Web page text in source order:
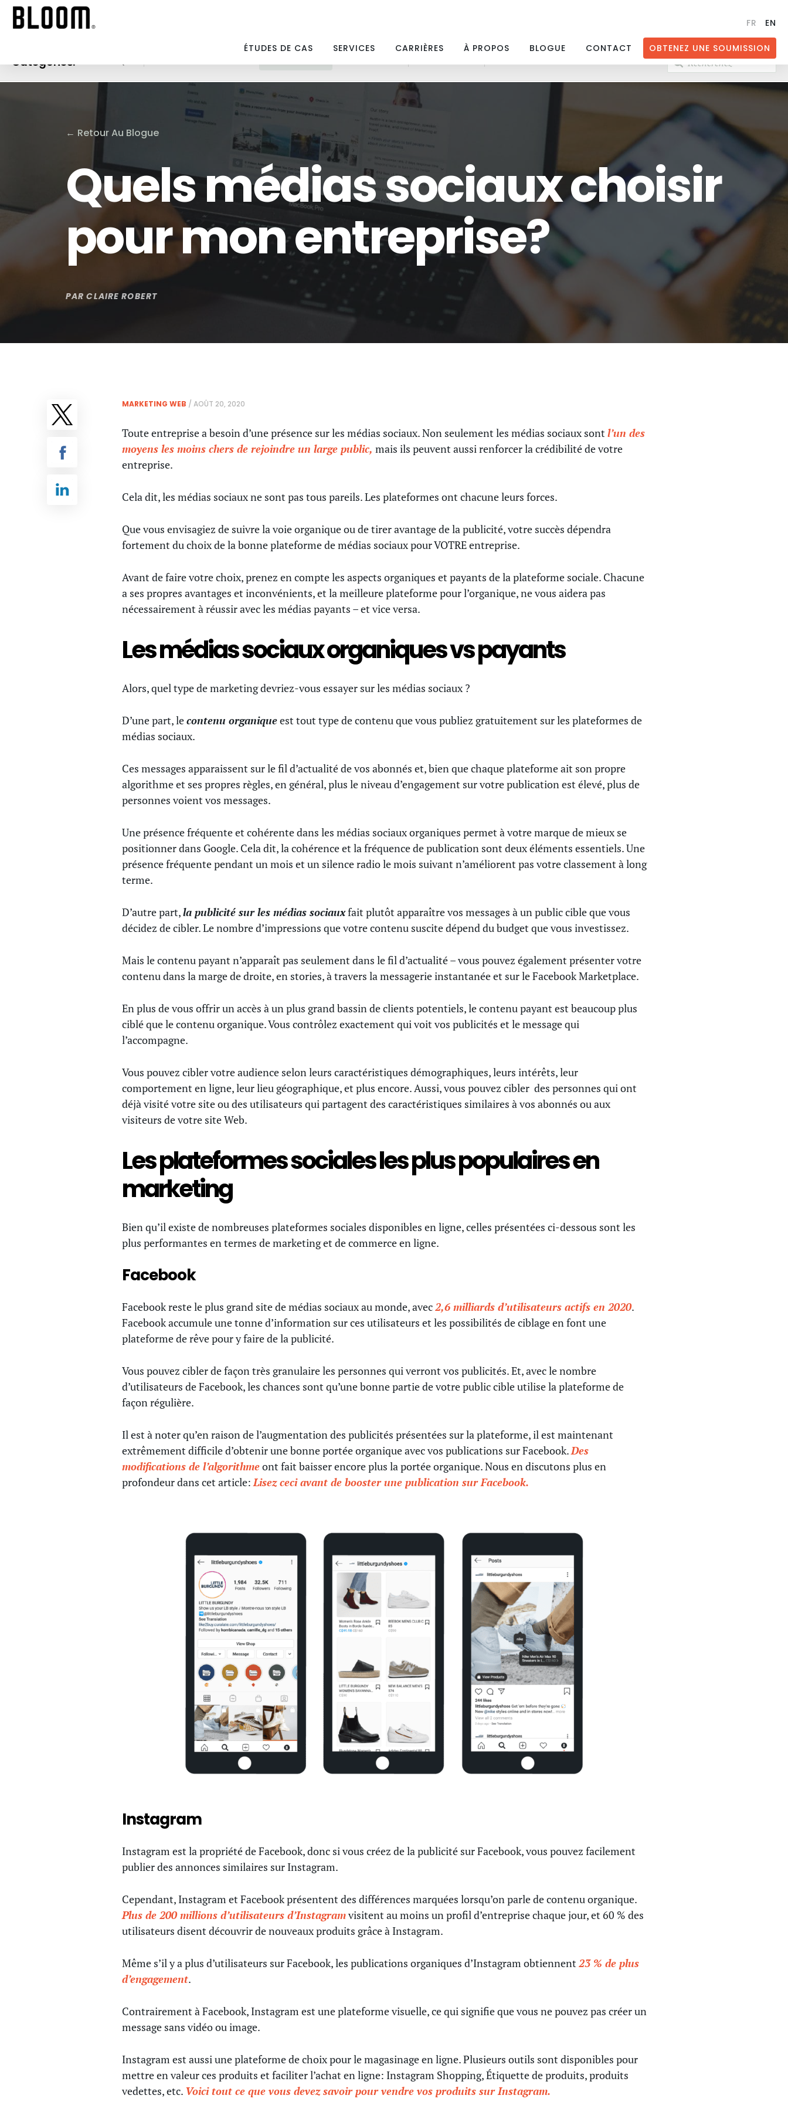
FR EN
ÉTUDES DE CAS SERVICES CARRIÈRES À PROPOS BLOGUE CONTACT OBTENEZ UNE SOUMISSION
Catégories: ANALYTIQUES MARKETING PAR COURRIELS MARKETING WEB MÉDIAS PAYANTS MÉDIAS SOCIAUX SEO Recherchez
← Retour Au Blogue
Quels médias sociaux choisir
pour mon entreprise?
PARCLAIRE ROBERT
MARKETING WEB / AOÛT 20, 2020
Toute entreprise a besoin d’une présence sur les médias sociaux. Non seulement les médias sociaux sontl’un des
moyens les moins chers de rejoindre un large public, mais ils peuvent aussi renforcer la crédibilité de votre
entreprise.
Cela dit, les médias sociaux ne sont pas tous pareils. Les plateformes ont chacune leurs forces.
Que vous envisagiez de suivre la voie organique ou de tirer avantage de la publicité, votre succès dépendra
fortement du choix de la bonne plateforme de médias sociaux pour VOTRE entreprise.
Avant de faire votre choix, prenez en compte les aspects organiques et payants de la plateforme sociale. Chacune
a ses propres avantages et inconvénients, et la meilleure plateforme pour l’organique, ne vous aidera pas
nécessairement à réussir avec les médias payants – et vice versa.
Les médias sociaux organiques vs payants
Alors, quel type de marketing devriez-vous essayer sur les médias sociaux ?
D’une part, lecontenu organiqueest tout type de contenu que vous publiez gratuitement sur les plateformes de
médias sociaux.
Ces messages apparaissent sur le fil d’actualité de vos abonnés et, bien que chaque plateforme ait son propre
algorithme et ses propres règles, en général, plus le niveau d’engagement sur votre publication est élevé, plus de
personnes voient vos messages.
Une présence fréquente et cohérente dans les médias sociaux organiques permet à votre marque de mieux se
positionner dans Google. Cela dit, la cohérence et la fréquence de publication sont deux éléments essentiels. Une
présence fréquente pendant un mois et un silence radio le mois suivant n’améliorent pas votre classement à long
terme.
D’autre part,la publicité sur les médias sociauxfait plutôt apparaître vos messages à un public cible que vous
décidez de cibler. Le nombre d’impressions que votre contenu suscite dépend du budget que vous investissez.
Mais le contenu payant n’apparaît pas seulement dans le fil d’actualité – vous pouvez également présenter votre
contenu dans la marge de droite, en stories, à travers la messagerie instantanée et sur le Facebook Marketplace.
En plus de vous offrir un accès à un plus grand bassin de clients potentiels, le contenu payant est beaucoup plus
ciblé que le contenu organique. Vous contrôlez exactement qui voit vos publicités et le message qui
l’accompagne.
Vous pouvez cibler votre audience selon leurs caractéristiques démographiques, leurs intérêts, leur
comportement en ligne, leur lieu géographique, et plus encore. Aussi, vous pouvez cibler des personnes qui ont
déjà visité votre site ou des utilisateurs qui partagent des caractéristiques similaires à vos abonnés ou aux
visiteurs de votre site Web.
Les plateformes sociales les plus populaires en
marketing
Bien qu’il existe de nombreuses plateformes sociales disponibles en ligne, celles présentées ci-dessous sont les
plus performantes en termes de marketing et de commerce en ligne.
Facebook
Facebook reste le plus grand site de médias sociaux au monde, avec2,6 milliards d’utilisateurs actifs en 2020.
Facebook accumule une tonne d’information sur ces utilisateurs et les possibilités de ciblage en font une
plateforme de rêve pour y faire de la publicité.
Vous pouvez cibler de façon très granulaire les personnes qui verront vos publicités. Et, avec le nombre
d’utilisateurs de Facebook, les chances sont qu’une bonne partie de votre public cible utilise la plateforme de
façon régulière.
Il est à noter qu’en raison de l’augmentation des publicités présentées sur la plateforme, il est maintenant
extrêmement difficile d’obtenir une bonne portée organique avec vos publications sur Facebook.Des
modifications de l’algorithmeont fait baisser encore plus la portée organique. Nous en discutons plus en
profondeur dans cet article:Lisez ceci avant de booster une publication sur Facebook.
Instagram
Instagram est la propriété de Facebook, donc si vous créez de la publicité sur Facebook, vous pouvez facilement
publier des annonces similaires sur Instagram.
Cependant, Instagram et Facebook présentent des différences marquées lorsqu’on parle de contenu organique.
Plus de 200 millions d’utilisateurs d’Instagramvisitent au moins un profil d’entreprise chaque jour, et 60 % des
utilisateurs disent découvrir de nouveaux produits grâce à Instagram.
Même s’il y a plus d’utilisateurs sur Facebook, les publications organiques d’Instagram obtiennent 23 % de plus
d’engagement.
Contrairement à Facebook, Instagram est une plateforme visuelle, ce qui signifie que vous ne pouvez pas créer un
message sans vidéo ou image.
Instagram est aussi une plateforme de choix pour le magasinage en ligne. Plusieurs outils sont disponibles pour
mettre en valeur ces produits et faciliter l’achat en ligne: Instagram Shopping, Étiquette de produits, produits
vedettes, etc. Voici tout ce que vous devez savoir pour vendre vos produits sur Instagram.